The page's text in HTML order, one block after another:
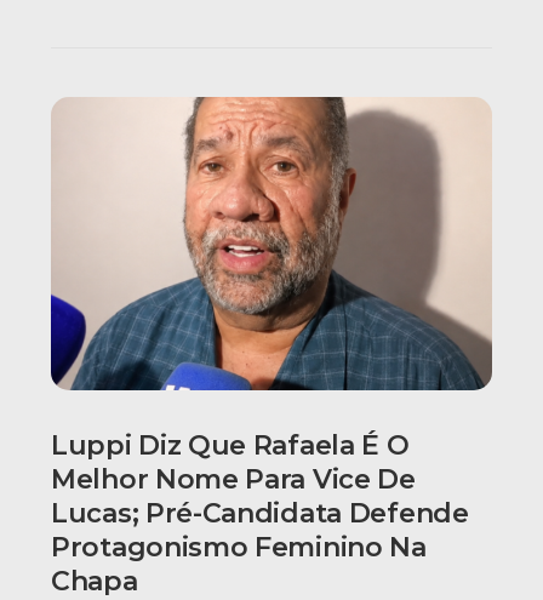
Luppi Diz Que Rafaela É O
Melhor Nome Para Vice De
Lucas; Pré-Candidata Defende
Protagonismo Feminino Na
Chapa